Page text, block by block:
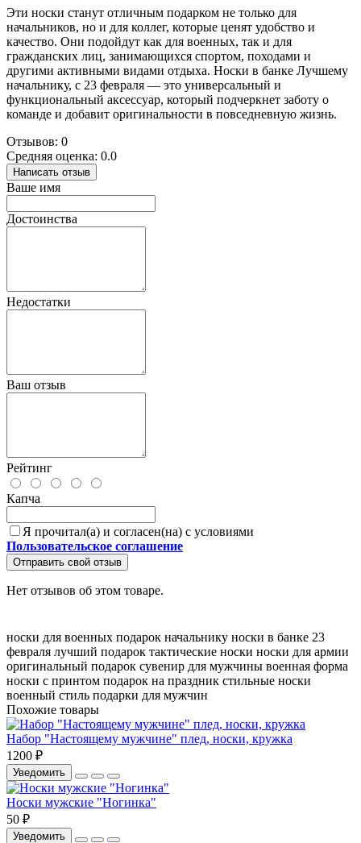
Эти носки станут отличным подарком не только для
начальников, но и для коллег, которые ценят удобство и
качество. Они подойдут как для военных, так и для
гражданских лиц, занимающихся спортом, походами и
другими активными видами отдыха. Носки в банке Лучшему
начальнику, с 23 февраля — это универсальный и
функциональный аксессуар, который подчеркнет заботу о
команде и добавит оригинальности в повседневную жизнь.
Отзывов: 0
Средняя оценка: 0.0
Написать отзыв
Ваше имя
Достоинства
Недостатки
Ваш отзыв
Рейтинг
Капча
Я прочитал(а) и согласен(на) с условиями
Пользовательское соглашение
Отправить свой отзыв
Нет отзывов об этом товаре.
носки для военных подарок начальнику носки в банке 23
февраля лучший подарок тактические носки носки для армии
оригинальный подарок сувенир для мужчины военная форма
носки с принтом подарок на праздник стильные носки
военный стиль подарки для мужчин
Похожие товары
Набор "Настоящему мужчине" плед, носки, кружка
1200 ₽
Уведомить
Носки мужские "Ногинка"
50 ₽
Уведомить